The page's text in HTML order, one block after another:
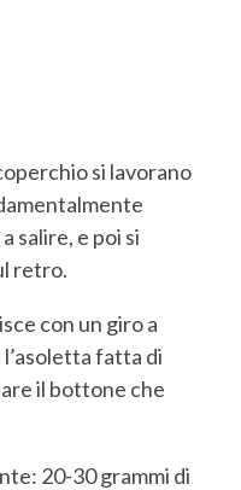
si lavorano
salire, e poi si
retro.
con un giro a
l’asoletta fatta di
il bottone che
20-30 grammi di